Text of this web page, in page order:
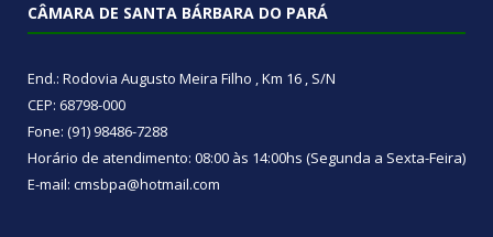
CÂMARA DE SANTA BÁRBARA DO PARÁ
End.: Rodovia Augusto Meira Filho , Km 16 , S/N
CEP: 68798-000
Fone: (91) 98486-7288
Horário de atendimento: 08:00 às 14:00hs (Segunda a Sexta-Feira)
E-mail: cmsbpa@hotmail.com